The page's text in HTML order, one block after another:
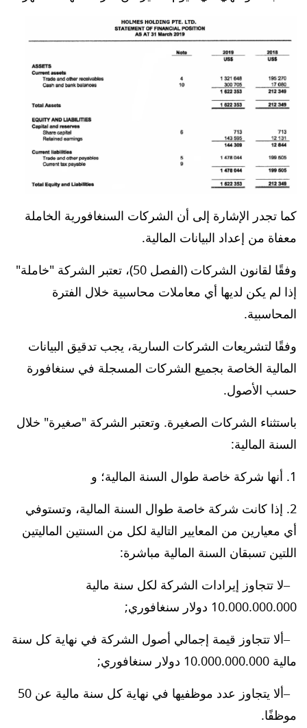
كما تجدر الإشارة إلى أن الشركات السنغافورية الخاملة
معفاة من إعداد البيانات المالية.
وفقًا لقانون الشركات (الفصل 50)، تعتبر الشركة "خاملة"
إذا لم يكن لديها أي معاملات محاسبية خلال الفترة
المحاسبية.
وفقًا لتشريعات الشركات السارية، يجب تدقيق البيانات
المالية الخاصة بجميع الشركات المسجلة في سنغافورة
حسب الأصول.
باستثناء الشركات الصغيرة. وتعتبر الشركة "صغيرة" خلال
السنة المالية:
أنها شركة خاصة طوال السنة المالية؛ و
إذا كانت شركة خاصة طوال السنة المالية، وتستوفي
أي معيارين من المعايير التالية لكل من السنتين الماليتين
اللتين تسبقان السنة المالية مباشرة:
لا تتجاوز إيرادات الشركة لكل سنة مالية
10.000.000.000 دولار سنغافوري;
ألا تتجاوز قيمة إجمالي أصول الشركة في نهاية كل سنة
مالية 10.000.000.000 دولار سنغافوري;
ألا يتجاوز عدد موظفيها في نهاية كل سنة مالية عن 50
موظفًا.